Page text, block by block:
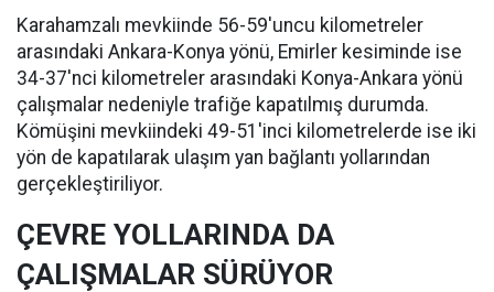
Karahamzalı mevkiinde 56-59'uncu kilometreler
arasındaki Ankara-Konya yönü, Emirler kesiminde ise
34-37'nci kilometreler arasındaki Konya-Ankara yönü
çalışmalar nedeniyle trafiğe kapatılmış durumda.
Kömüşini mevkiindeki 49-51'inci kilometrelerde ise iki
yön de kapatılarak ulaşım yan bağlantı yollarından
gerçekleştiriliyor.
ÇEVRE YOLLARINDA DA
ÇALIŞMALAR SÜRÜYOR